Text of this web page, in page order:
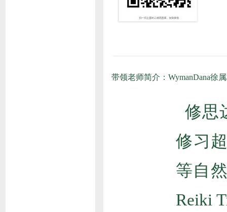
带领老师简介：WymanDana徐
修思
修习
等自
Reiki